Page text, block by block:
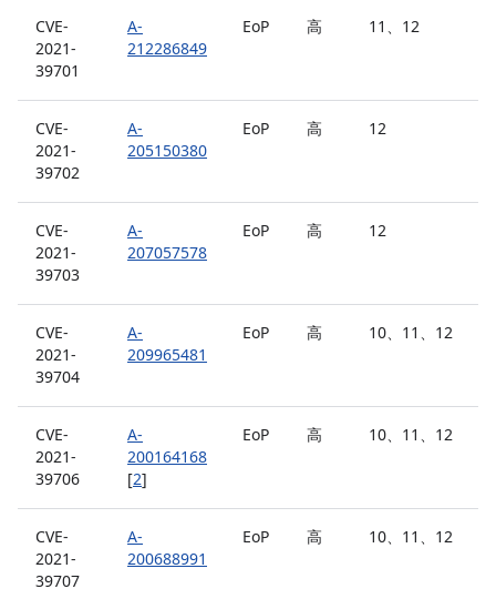
CVE-
2021-
39701
A-
212286849
EoP 高 11、12
CVE-
2021-
39702
A-
205150380
EoP 高 12
CVE-
2021-
39703
A-
207057578
EoP 高 12
CVE-
2021-
39704
A-
209965481
EoP 高 10、11、12
CVE-
2021-
39706
A-
200164168
[2]
EoP 高 10、11、12
CVE-
2021-
39707
A-
200688991
EoP 高 10、11、12